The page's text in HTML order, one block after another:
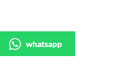
whatsapp